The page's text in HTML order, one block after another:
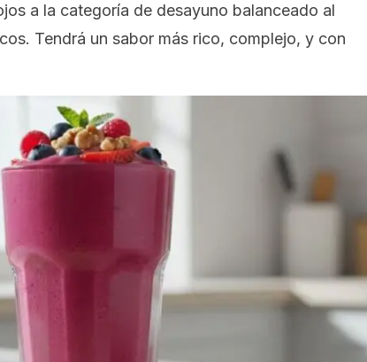
a la categoría de desayuno balanceado al
Tendrá un sabor más rico, complejo, y con